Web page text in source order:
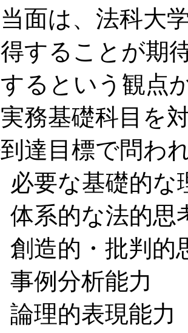
当面は、法科大
得することが期
するという観点
実務基礎科目を
到達目標で問わ
必要な基礎的な
体系的な法的思
創造的・批判的
事例分析能力
論理的表現能力